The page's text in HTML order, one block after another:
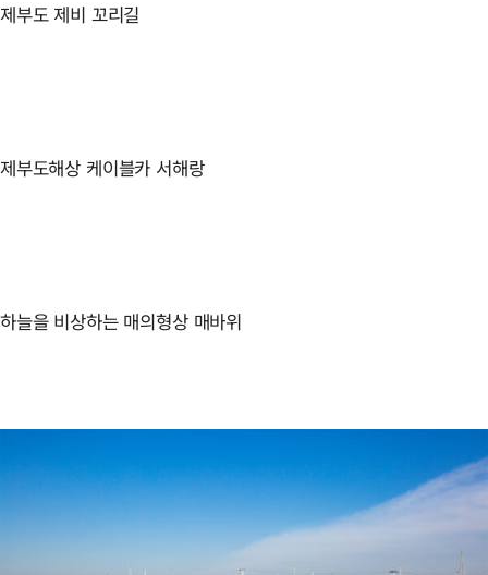
제부도 제비 꼬리길
제부도해상 케이블카 서해랑
하늘을 비상하는 매의형상 매바위